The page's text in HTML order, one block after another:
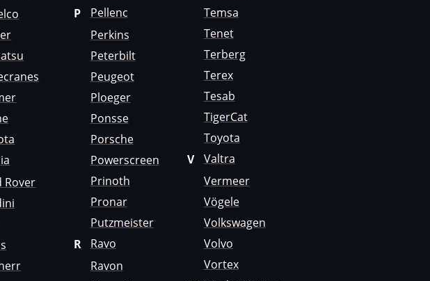
Rover
P
Pellenc
Perkins
Peterbilt
Peugeot
Ploeger
Ponsse
Porsche
Powerscreen
Prinoth
Pronar
Putzmeister
R
Ravo
Ravon
Temsa
Tenet
Terberg
Terex
Tesab
TigerCat
Toyota
V
Valtra
Vermeer
Vögele
Volkswagen
Volvo
Vortex